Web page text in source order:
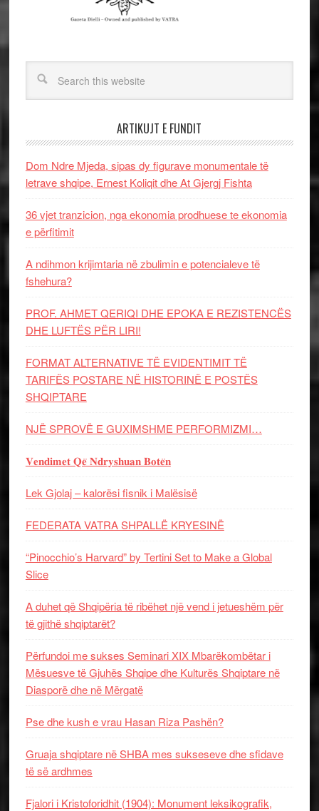
ARTIKUJT E FUNDIT
Dom Ndre Mjeda, sipas dy figurave monumentale të
letrave shqipe, Ernest Koliqit dhe At Gjergj Fishta
36 vjet tranzicion, nga ekonomia prodhuese te ekonomia
e përfitimit
A ndihmon krijimtaria në zbulimin e potencialeve të
fshehura?
PROF. AHMET QERIQI DHE EPOKA E REZISTENCЁS
DHE LUFTЁS PЁR LIRI!
FORMAT ALTERNATIVE TË EVIDENTIMIT TË
TARIFËS POSTARE NË HISTORINË E POSTËS
SHQIPTARE
NJË SPROVË E GUXIMSHME PERFORMIZMI…
𝐕𝐞𝐧𝐝𝐢𝐦𝐞𝐭 𝐐𝐞̈ 𝐍𝐝𝐫𝐲𝐬𝐡𝐮𝐚𝐧 𝐁𝐨𝐭𝐞̈𝐧
Lek Gjolaj – kalorësi fisnik i Malësisë
FEDERATA VATRA SHPALLË KRYESINË
“Pinocchio’s Harvard” by Tertini Set to Make a Global
Slice
A duhet që Shqipëria të ribëhet një vend i jetueshëm për
të gjithë shqiptarët?
Përfundoi me sukses Seminari XIX Mbarëkombëtar i
Mësuesve të Gjuhës Shqipe dhe Kulturës Shqiptare në
Diasporë dhe në Mërgatë
Pse dhe kush e vrau Hasan Riza Pashën?
Gruaja shqiptare në SHBA mes sukseseve dhe sfidave
të së ardhmes
Fjalori i Kristoforidhit (1904): Monument leksikografik,